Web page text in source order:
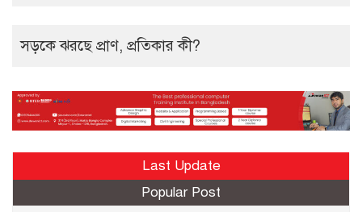
সড়কে ঝরছে প্রাণ, প্রতিকার কী?
Last Update
Popular Post